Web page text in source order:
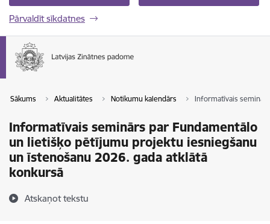
Pārvaldīt sīkdatnes
Sākums Aktualitātes Notikumu kalendārs Informatīvais
Informatīvais seminārs par Fundamentālo
un lietišķo pētījumu projektu iesniegšanu
un īstenošanu 2026. gada atklātā
konkursā
Atskaņot tekstu